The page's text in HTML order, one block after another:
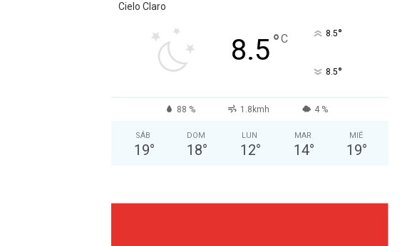
Cielo Claro
8.5°C 8.5°
8.5°
88 % 1.8kmh 4 %
SÁB
19°
DOM
18°
LUN
12°
MAR
14°
MIÉ
19°